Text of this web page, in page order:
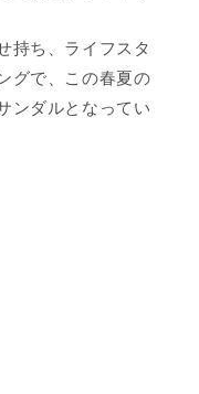
持ち、ライフスタ
グで、この春夏の
ンダルとなってい